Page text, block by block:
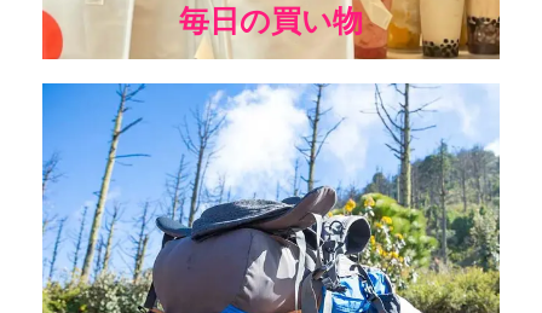
毎日の買い物
キャンプをよりリラックスしたものにするために、生鮮食品
をキャリークーラーバッグに入れて持って行こう。旅先でと
ろけるチーズや温かい飲み物に困ることはない！